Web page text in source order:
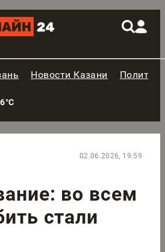
Новости Казани
02.06.2026, 19:59
во всем
стали